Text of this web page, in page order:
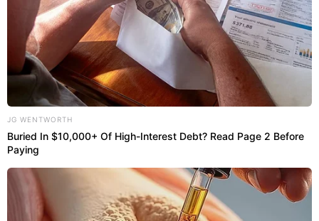
Ampliação visual do quarto pequeno;
Facilidade de acesso às camisas diárias;
Visual moderno inspirado no design escandinavo.
JG WENTWORTH
Buried In $10,000+ Of High-Interest Debt? Read Page 2 Before
Paying